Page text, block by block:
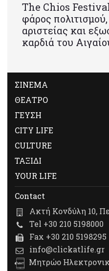
Τhe Chios
φάρος
αριστείας και
καρδιά του
ΣΙΝΕΜΑ
ΘΕΑΤΡΟ
ΓΕΥΣΗ
CITY LIFE
CULTURE
ΤΑΞΙΔΙ
YOUR LIFE
Contact
Ακτή Κονδύλη 10,
Tel +30 210 5198000
Fax +30 210 5198295
info@clickatlife.gr
Μητρώο